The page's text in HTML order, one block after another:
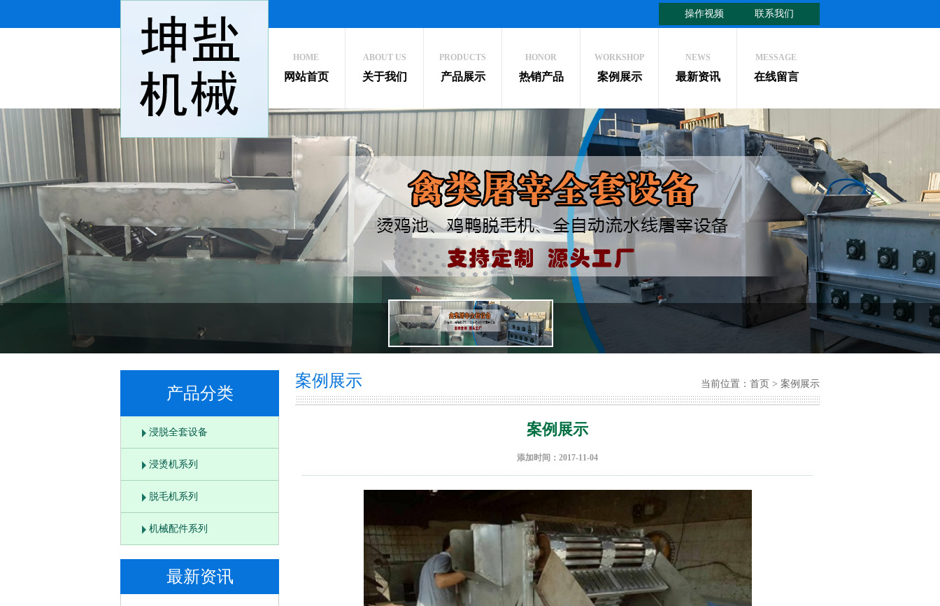
操作视频 联系我们
HOME
网站首页
ABOUT US
关于我们
PRODUCTS
产品展示
HONOR
热销产品
WORKSHOP
案例展示
NEWS
最新资讯
MESSAGE
在线留言
产品分类
浸脱全套设备
浸烫机系列
脱毛机系列
机械配件系列
最新资讯
案例展示 当前位置： 首页 > 案例展示
案例展示
添加时间：2017-11-04